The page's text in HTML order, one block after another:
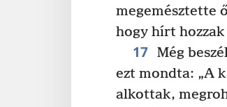
megemésztette
hogy hírt hozzak
17 Még
ezt mondta: „A
alkottak,